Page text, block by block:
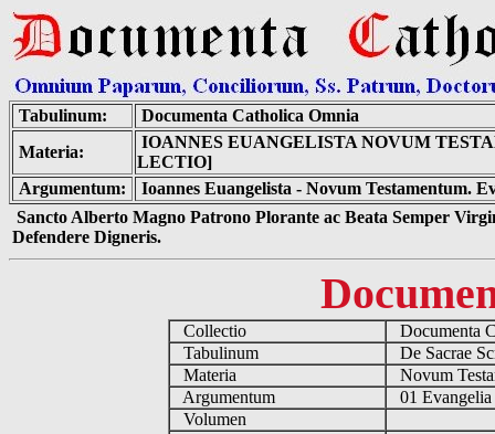
Tabulinum:
Documenta Catholica Omnia
Materia:
IOANNES EUANGELISTA NOVUM
LECTIO]
Argumentum:
Ioannes Euangelista - Novum Testamentum.
Sancto Alberto Magno Patrono Plorante ac Beata Semper
Defendere Digneris.
Collectio
Documenta
Tabulinum
De Sacrae
Materia
Novum
Argumentum
01
Volumen